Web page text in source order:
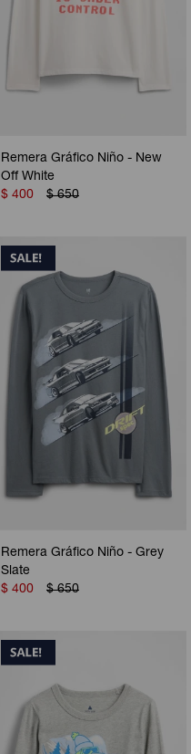
Remera Gráfico Niño - New
Off White
$ 400 $ 650
Remera Gráfico Niño - Grey
Slate
$ 400 $ 650